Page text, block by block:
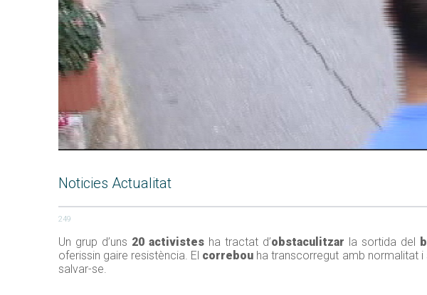
Noticies Actualitat
249
Un grup d’uns 20 activistesha tractat d’obstaculitzar la sortida del
oferissin gaire resistència. El correbou ha transcorregut amb normalitat
salvar-se.